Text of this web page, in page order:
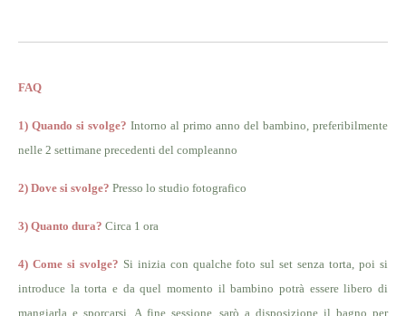
FAQ
1) Quando si svolge? Intorno al primo anno del bambino, preferibilmente
nelle 2 settimane precedenti del compleanno
2) Dove si svolge? Presso lo studio fotografico
3) Quanto dura? Circa 1 ora
4) Come si svolge? Si inizia con qualche foto sul set senza torta, poi si
introduce la torta e da quel momento il bambino potrà essere libero di
mangiarla e sporcarsi. A fine sessione, sarò a disposizione il bagno per